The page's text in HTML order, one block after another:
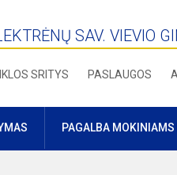
SAV. VIEVIO
SRITYS PASLAUGOS
PAGALBA MOKINIAMS